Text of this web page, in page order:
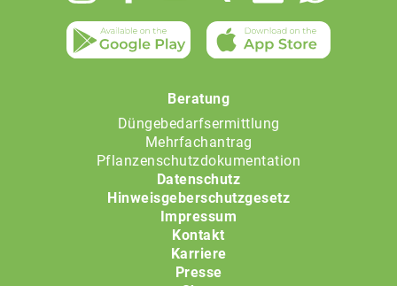
Beratung
Düngebedarfsermittlung
Mehrfachantrag
Pflanzenschutzdokumentation
Datenschutz
Hinweisgeberschutzgesetz
Impressum
Kontakt
Karriere
Presse